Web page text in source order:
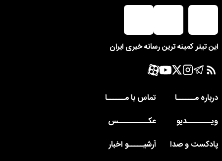
این تیتر کمینه ترین رسانه خبری ایران
درباره مــــــا
تماس با مــــــا
ویــــــــدیو
عکــــــــــس
پادکست و صدا
آرشیـــــو اخبار